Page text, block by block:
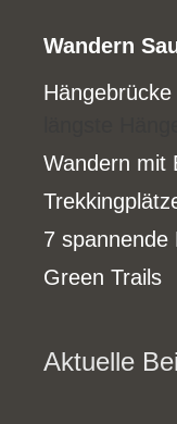
Wandern
Wandern mit
7 spannende
Green Trails
Aktuelle